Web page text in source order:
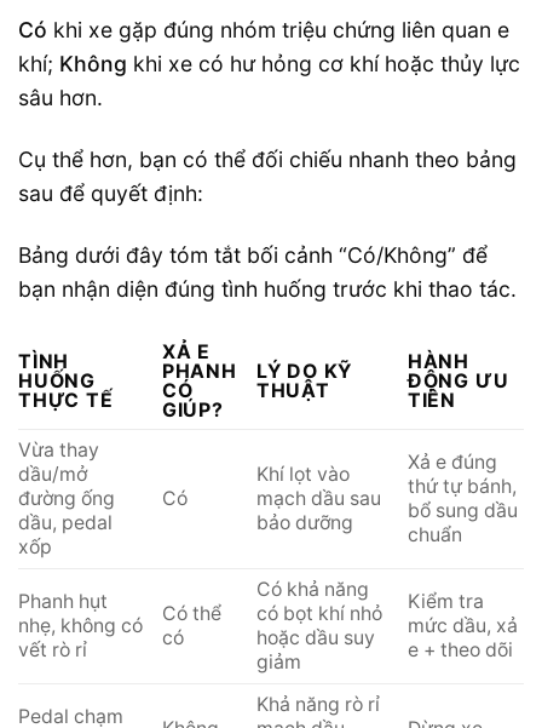
Có khi xe gặp đúng nhóm triệu chứng liên quan e
khí; Không khi xe có hư hỏng cơ khí hoặc thủy lực
sâu hơn.
Cụ thể hơn, bạn có thể đối chiếu nhanh theo bảng
sau để quyết định:
Bảng dưới đây tóm tắt bối cảnh “Có/Không” để
bạn nhận diện đúng tình huống trước khi thao tác.
TÌNH
HUỐNG
THỰC TẾ
XẢ E
PHANH
CÓ
GIÚP?
LÝ DO KỸ
THUẬT
HÀNH
ĐỘNG ƯU
TIÊN
Vừa thay
dầu/mở
đường ống
dầu, pedal
xốp
Có
Khí lọt vào
mạch dầu sau
bảo dưỡng
Xả e đúng
thứ tự bánh,
bổ sung dầu
chuẩn
Phanh hụt
nhẹ, không có
vết rò rỉ
Có thể
có
Có khả năng
có bọt khí nhỏ
hoặc dầu suy
giảm
Kiểm tra
mức dầu, xả
e + theo dõi
Pedal chạm
Khả năng rò rỉ